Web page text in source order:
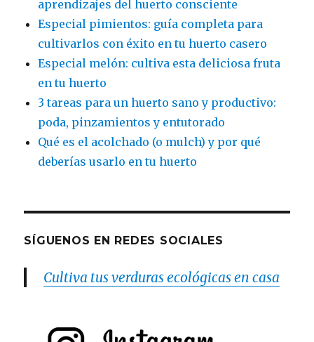
aprendizajes del huerto consciente
Especial pimientos: guía completa para
cultivarlos con éxito en tu huerto casero
Especial melón: cultiva esta deliciosa fruta
en tu huerto
3 tareas para un huerto sano y productivo:
poda, pinzamientos y entutorado
Qué es el acolchado (o mulch) y por qué
deberías usarlo en tu huerto
SÍGUENOS EN REDES SOCIALES
Cultiva tus verduras ecológicas en casa